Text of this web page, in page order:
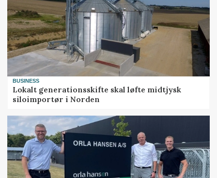
BUSINESS
Lokalt generationsskifte skal løfte midtjysk
siloimportør i Norden